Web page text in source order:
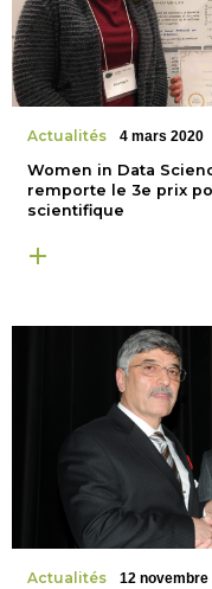
Actualités 4 mars 2020
Women in Data
remporte le 3e prix
scientifique
Actualités 12 novembre